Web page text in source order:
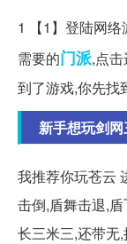
1 【1】登陆网
需要的门派,点
到了游戏,你先找
新手想玩剑
我推荐你玩苍云
击倒,盾舞击退,
长三米三,还带无,